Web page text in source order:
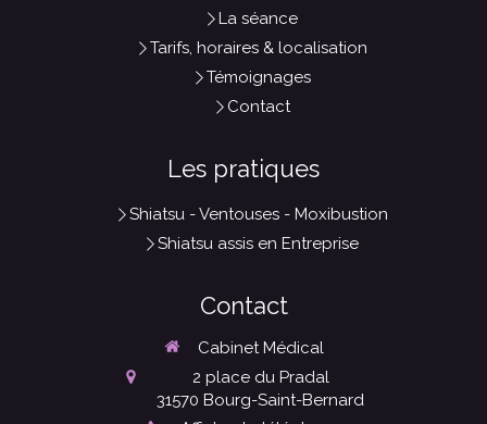
La séance
Tarifs, horaires & localisation
Témoignages
Contact
Les pratiques
Shiatsu - Ventouses - Moxibustion
Shiatsu assis en Entreprise
Contact
Cabinet Médical
2 place du Pradal
31570 Bourg-Saint-Bernard